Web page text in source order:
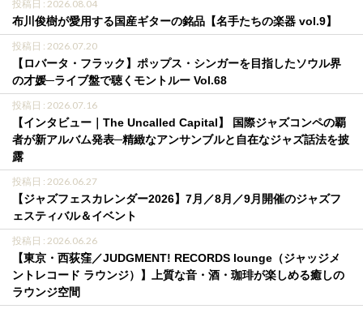
投稿日 : 2026.08.04
布川俊樹が愛用する国産ギターの銘品【名手たちの楽器 vol.9】
投稿日 : 2026.07.20
【ロバータ・フラック】ポップス・シンガーを目指したソウル界
の才媛─ライブ盤で聴くモントルー Vol.68
投稿日 : 2026.07.16
【インタビュー｜The Uncalled Capital】 国際ジャズコンペの覇
者が新アルバム発表─精緻なアンサンブルと自在なジャズ話法を披
露
投稿日 : 2026.06.27
【ジャズフェスカレンダー2026】7月／8月／9月開催のジャズフ
ェスティバル＆イベント
投稿日 : 2026.06.26
【東京・西荻窪／JUDGMENT! RECORDS lounge（ジャッジメ
ントレコード ラウンジ）】上質な音・酒・珈琲が楽しめる癒しの
ラウンジ空間